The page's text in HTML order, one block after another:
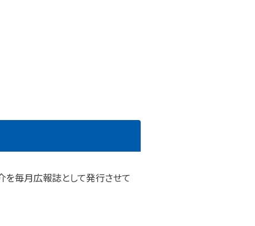
を毎月広報誌として発行させて